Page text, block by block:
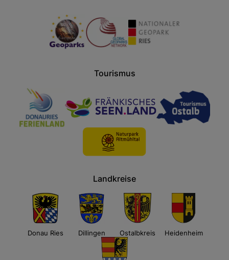
Tourismus
Landkreise
Donau Ries Dillingen Ostalbkreis Heidenheim